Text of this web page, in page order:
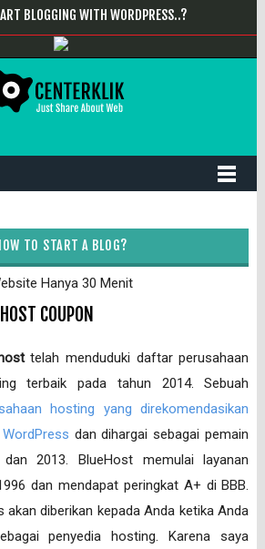
BLOGGING WITH WORDPRESS..?
TO START A BLOG?
Hanya 30 Menit
COUPON
telah menduduki daftar perusahaan
terbaik pada tahun 2014. Sebuah
hosting yang direkomendasikan
dan dihargai sebagai pemain
2013. BlueHost memulai layanan
dan mendapat peringkat A+ di BBB.
akan diberikan kepada Anda ketika Anda
penyedia hosting. Karena saya